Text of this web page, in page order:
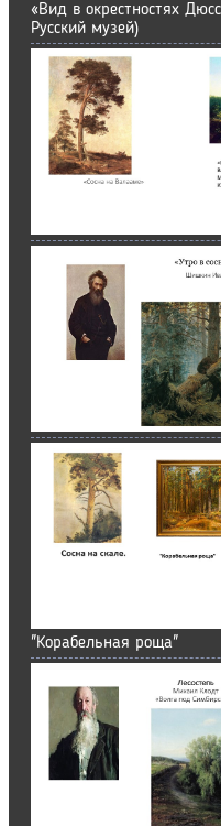
«Вид в окрестностях
Русский музей)
"Корабельная роща"